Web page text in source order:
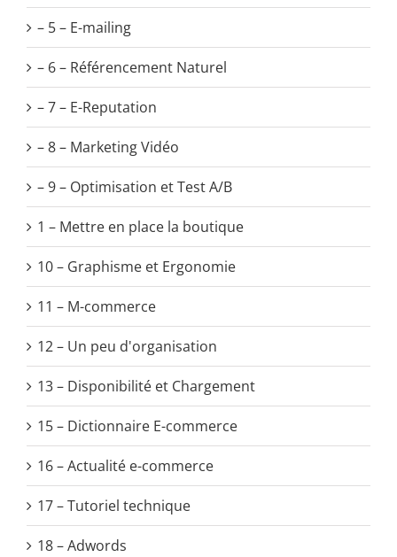
– 5 – E-mailing
– 6 – Référencement Naturel
– 7 – E-Reputation
– 8 – Marketing Vidéo
– 9 – Optimisation et Test A/B
1 – Mettre en place la boutique
10 – Graphisme et Ergonomie
11 – M-commerce
12 – Un peu d'organisation
13 – Disponibilité et Chargement
15 – Dictionnaire E-commerce
16 – Actualité e-commerce
17 – Tutoriel technique
18 – Adwords